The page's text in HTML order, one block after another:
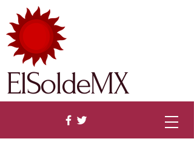
ElSoldeMX